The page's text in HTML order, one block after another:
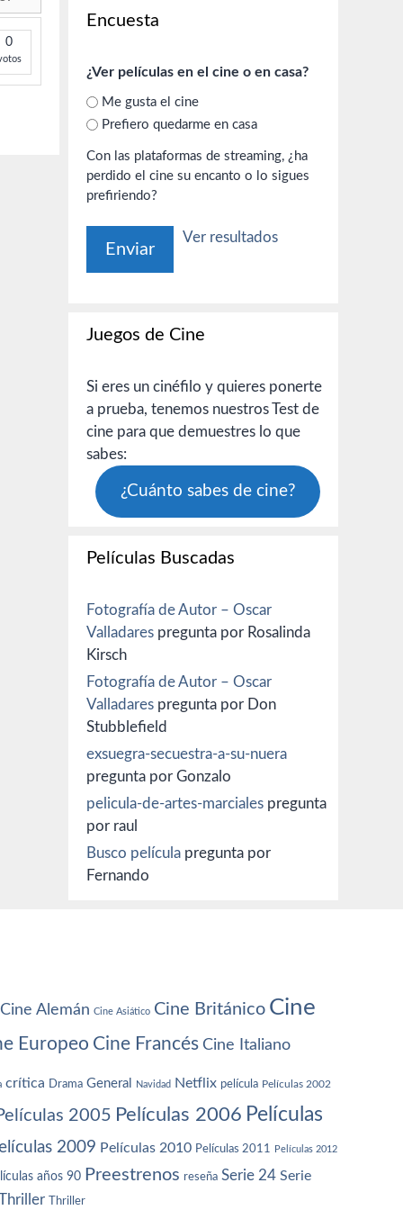
0
Encuesta
¿Ver películas en el cine o en casa?
Me gusta el cine
Prefiero quedarme en casa
Con las plataformas de streaming, ¿ha
perdido el cine su encanto o lo sigues
prefiriendo?
Ver resultados
Juegos de Cine
Si eres un cinéfilo y quieres ponerte
a prueba, tenemos nuestros Test de
cine para que demuestres lo que
sabes:
¿Cuánto sabes de cine?
Películas Buscadas
Fotografía de Autor – Oscar
Valladares pregunta por Rosalinda
Kirsch
Fotografía de Autor – Oscar
Valladares pregunta por Don
Stubblefield
exsuegra-secuestra-a-su-nuera
pregunta por Gonzalo
pelicula-de-artes-marciales pregunta
por raul
Busco película pregunta por
Fernando
Cine Alemán Cine Asiático Cine Británico Cine
Europeo Cine Francés Cine Italiano
crítica Drama General Navidad Netflix película Películas 2002
2005 Películas 2006 Películas
2009 Películas 2010 Películas 2011 Películas 2012
años 90 Preestrenos reseña Serie 24 Serie
Thriller